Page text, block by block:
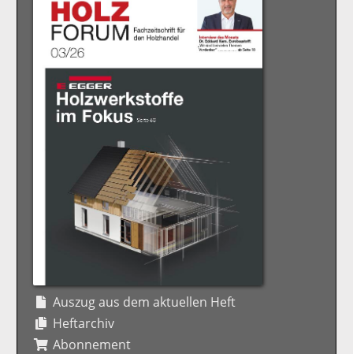
Auszug aus dem aktuellen Heft
Heftarchiv
Abonnement